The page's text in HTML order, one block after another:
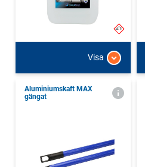
Visa
Aluminiumskaft MAX
gängat